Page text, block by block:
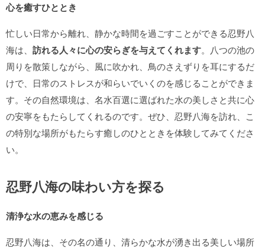
心を癒すひととき
忙しい日常から離れ、静かな時間を過ごすことができる忍野八
海は、 訪れる人々に心の安らぎを与えてくれます。八つの池の
周りを散策しながら、風に吹かれ、鳥のさえずりを耳にするだ
けで、日常のストレスが和らいでいくのを感じることができま
す。その自然環境は、名水百選に選ばれた水の美しさと共に心
の安寧をもたらしてくれるのです。ぜひ、忍野八海を訪れ、こ
の特別な場所がもたらす癒しのひとときを体験してみてくださ
い。
忍野八海の味わい方を探る
清浄な水の恵みを感じる
忍野八海は、その名の通り、清らかな水が湧き出る美しい場所